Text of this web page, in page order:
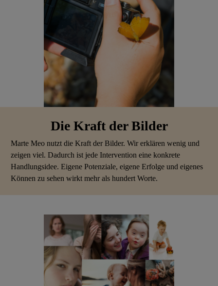
Die Kraft der Bilder
Marte Meo nutzt die Kraft der Bilder. Wir erklären wenig und
zeigen viel. Dadurch ist jede Intervention eine konkrete
Handlungsidee. Eigene Potenziale, eigene Erfolge und eigenes
Können zu sehen wirkt mehr als hundert Worte.